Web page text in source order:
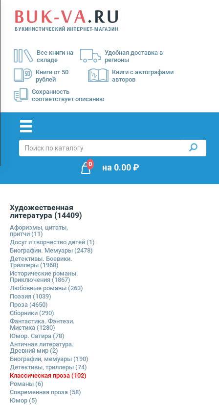
Все книги на
складе
Удобная доставка в
регионы
Книги от 50
рублей
Книги с автографами
авторов
Сохранность
соответствует описанию
Menu
Доставка
Оплата
0 на 0.00₽
Художественная
литература (14409)
Афоризмы, цитаты,
притчи (11)
Досуг и творчество детей (1)
Биографии. Мемуары (2478)
Детективы. Боевики.
Триллеры (1968)
Исторические романы.
Приключения (1867)
Любовные романы (263)
Поэзия (1039)
Проза (4650)
Сборники (290)
Фантастика. Фэнтези.
Мистика (1280)
Юмор. Сатира (78)
Античная литература.
Древний мир (2)
Биографии, мемуары (190)
Детективы, триллеры (74)
Классическая проза (102)
Романы (6)
Современная проза (58)
Юмор (5)